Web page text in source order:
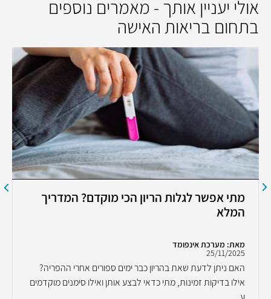
אולי יעניין אותך - מאמרים נוספים
בתחום בריאות האישה
מתי אפשר לגלות הריון הכי מוקדם? המדריך
המלא
מאת: מערכת אינפומד
25/11/2025
האם ניתן לדעת שאת בהריון כבר ימים ספורים אחרי ההפריה?
אילו בדיקות זמינות, מתי כדאי לבצע אותן ואילו סימנים מוקדמים